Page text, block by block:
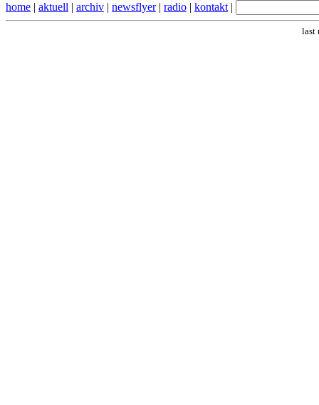
home | aktuell | archiv | newsflyer| radio | kontakt |
last